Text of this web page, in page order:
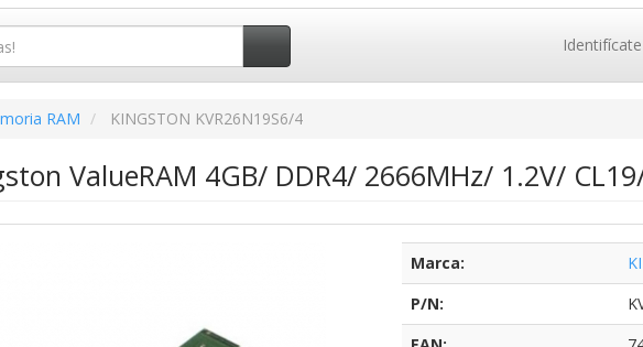
Identifícate
RAM KINGSTON KVR26N19S6/4
ValueRAM 4GB/ DDR4/ 2666MHz/ 1.2V/
Marca:
P/N: